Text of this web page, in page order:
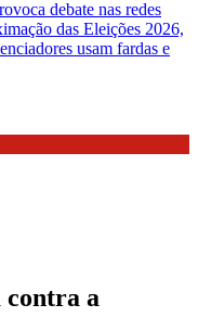
debate nas redes
das Eleições 2026,
usam fardas e
contra a